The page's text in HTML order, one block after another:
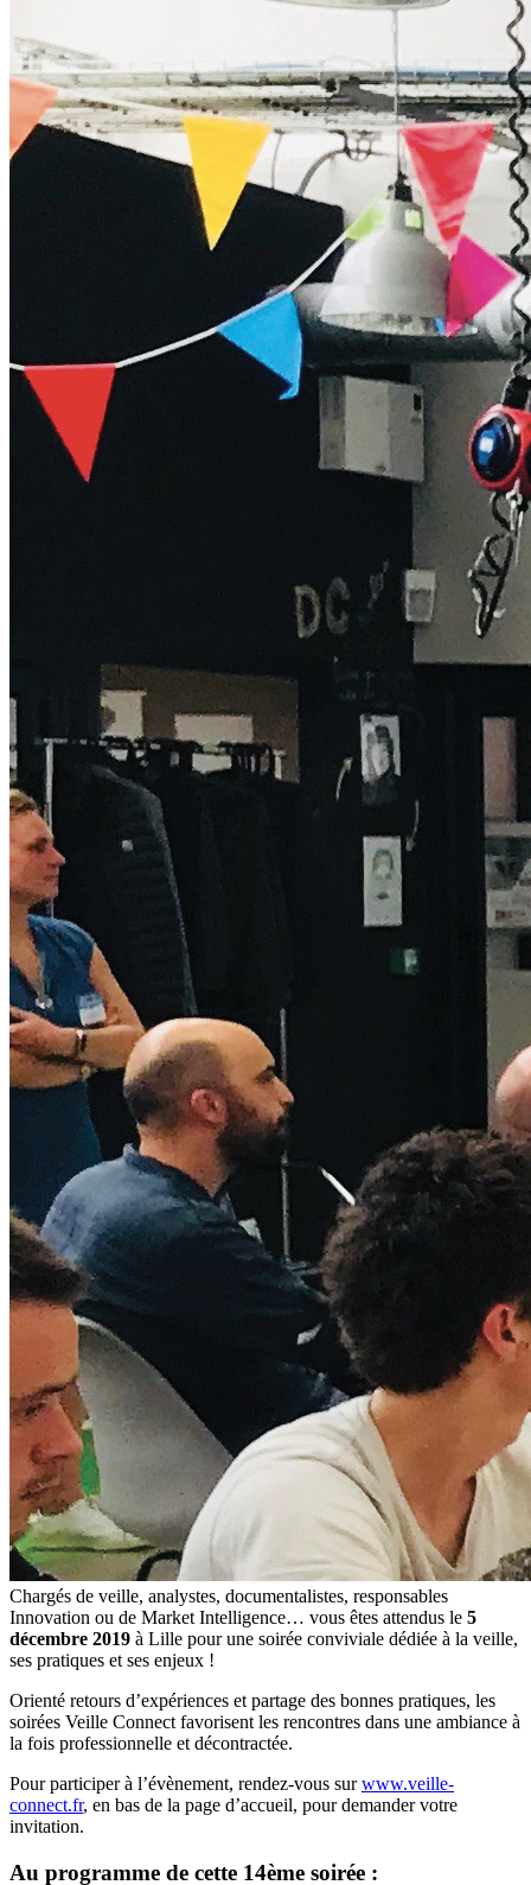
Chargés de veille, analystes, documentalistes, responsables
Innovation ou de Market Intelligence… vous êtes attendus le 5
décembre 2019 à Lille pour une soirée conviviale dédiée à la veille,
ses pratiques et ses enjeux !
Orienté retours d’expériences et partage des bonnes pratiques, les
soirées Veille Connect favorisent les rencontres dans une ambiance à
la fois professionnelle et décontractée.
Pour participer à l’évènement, rendez-vous surwww.veille-
connect.fr, en bas de la page d’accueil, pour demander votre
invitation.
Au programme de cette 14ème soirée :